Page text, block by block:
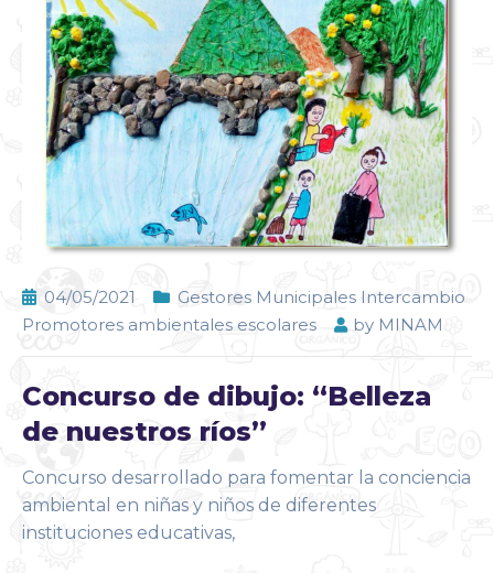
04/05/2021
Gestores Municipales Intercambio
Promotores ambientales escolares
by MINAM
Concurso de dibujo: “Belleza
de nuestros ríos”
Concurso desarrollado para fomentar la conciencia
ambiental en niñas y niños de diferentes
instituciones educativas,